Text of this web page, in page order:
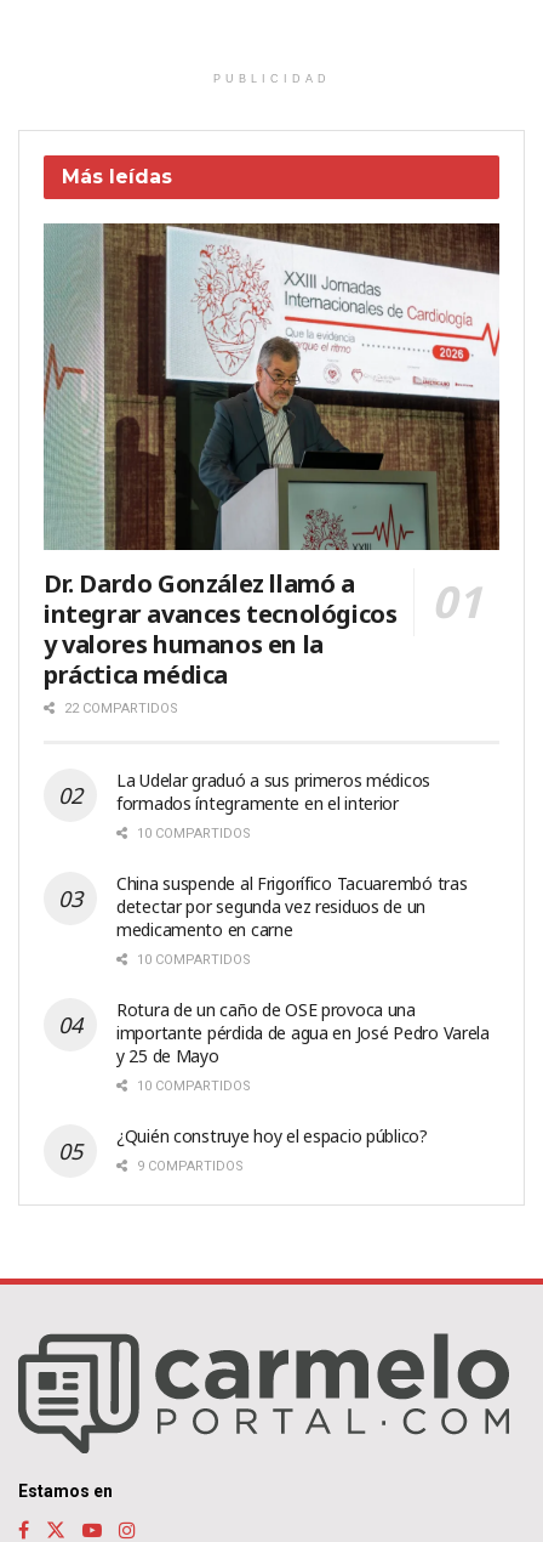
PUBLICIDAD
Más leídas
Dr. Dardo González llamó a
integrar avances tecnológicos
y valores humanos en la
práctica médica
22 COMPARTIDOS
La Udelar graduó a sus primeros médicos
formados íntegramente en el interior
10 COMPARTIDOS
China suspende al Frigorífico Tacuarembó tras
detectar por segunda vez residuos de un
medicamento en carne
10 COMPARTIDOS
Rotura de un caño de OSE provoca una
importante pérdida de agua en José Pedro Varela
y 25 de Mayo
10 COMPARTIDOS
¿Quién construye hoy el espacio público?
9 COMPARTIDOS
Estamos en